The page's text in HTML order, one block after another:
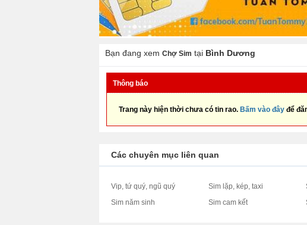
Bạn đang xem Chợ Sim tại Bình Dương
Thông báo
Trang này hiện thời chưa có tin rao. Bấm vào đây để
Các chuyên mục liên quan
Vip, tứ quý, ngũ quý Sim lặp, kép, taxi
Sim năm sinh
Sim cam kết